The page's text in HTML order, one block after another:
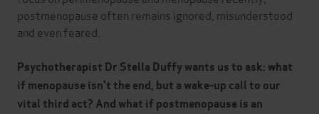
postmenopause often remains ignored, misunderstood
and even feared.
Psychotherapist Dr Stella Duffy wants us to ask: what
if menopause isn't the end, but a wake-up call to our
vital third act? And what if postmenopause is an